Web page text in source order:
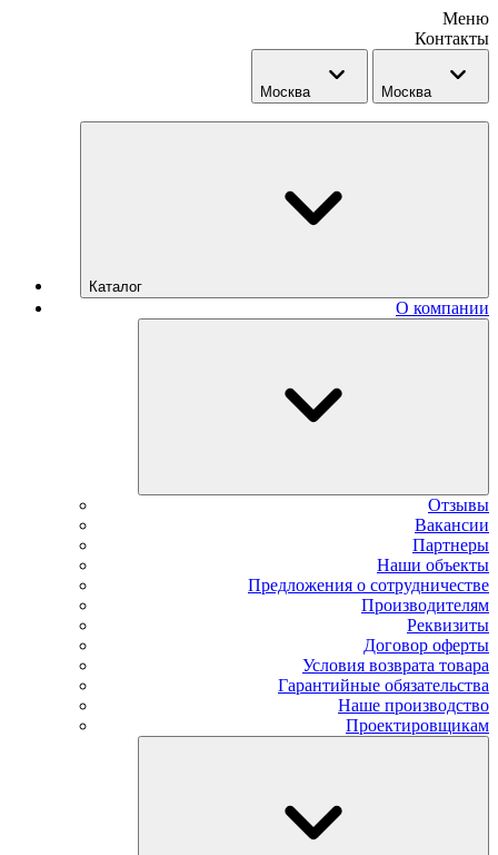
Меню
Контакты
Москва Москва
Каталог
О компании
Отзывы
Вакансии
Партнеры
Наши объекты
Предложения о сотрудничестве
Производителям
Реквизиты
Договор оферты
Условия возврата товара
Гарантийные обязательства
Наше производство
Проектировщикам